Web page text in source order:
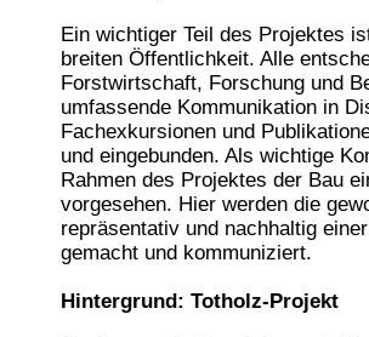
Ein wichtiger Teil des Projektes
breiten Öffentlichkeit. Alle
Forstwirtschaft, Forschung und
umfassende Kommunikation in
Fachexkursionen und
und eingebunden. Als wichtige
Rahmen des Projektes der Bau
vorgesehen. Hier werden die
repräsentativ und nachhaltig
gemacht und kommuniziert.
Hintergrund: Totholz-Projekt